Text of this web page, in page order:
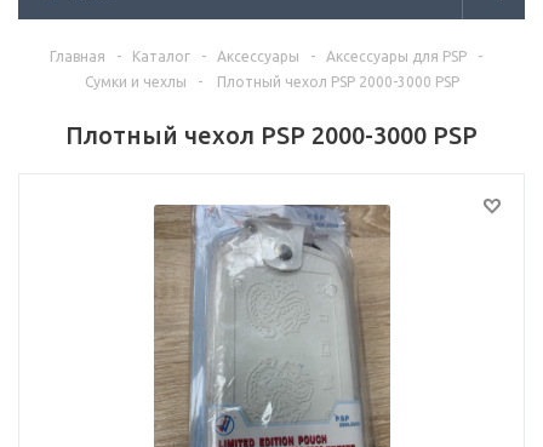
Главная - Каталог - Аксессуары - Аксессуары для PSP
-
Сумки и чехлы
- Плотный чехол PSP 2000-3000 PSP
Плотный чехол PSP 2000-3000 PSP